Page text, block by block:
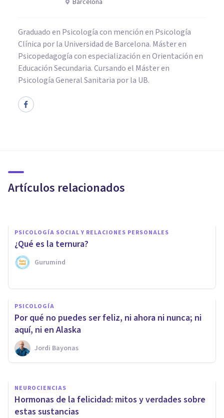
Graduado en Psicología con mención en Psicología
Clínica por la Universidad de Barcelona. Máster en
Psicopedagogía con especialización en Orientación en
Educación Secundaria. Cursando el Máster en
Psicología General Sanitaria por la UB.
Artículos relacionados
El valor de las emociones
PSICOLOGÍA SOCIAL Y RELACIONES PERSONALES
¿Qué es la ternura?
Gurumind
PSICOLOGÍA
Por qué no puedes ser feliz, ni ahora ni nunca; ni
aquí, ni en Alaska
Jordi Bayonas
Insatisfacción personal: ¿por
qué surge y cómo superar esa
sensación?
Rubén Camacho
NEUROCIENCIAS
Hormonas de la felicidad: mitos y verdades sobre
estas sustancias